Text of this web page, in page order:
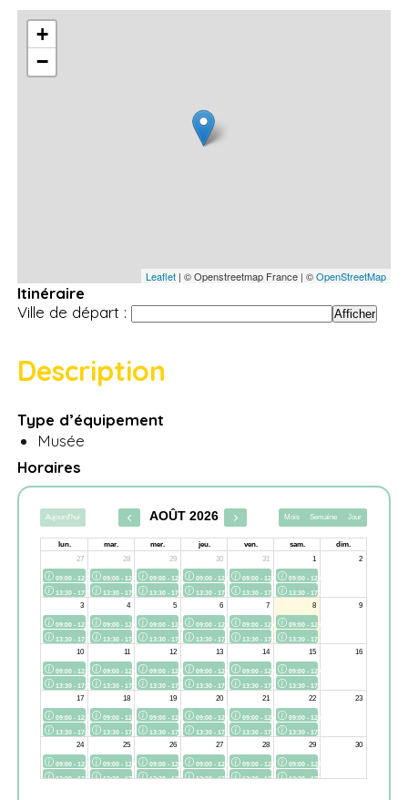
+
−
Leaflet| © Openstreetmap France | ©OpenStreetMap
Itinéraire
Ville de départ :
Description
Type d’équipement
Musée
Horaires